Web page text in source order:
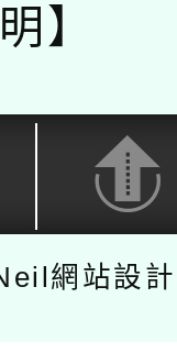
】
網站設